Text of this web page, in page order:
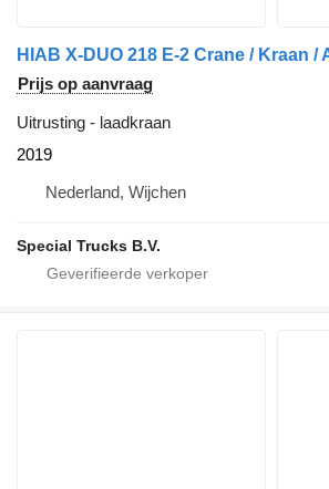
Prijs op aanvraag
Uitrusting - laadkraan
2019
Nederland, Wijchen
Special Trucks B.V.